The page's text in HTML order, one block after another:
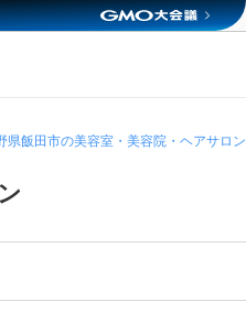
県飯田市の美容室・美容院・ヘアサロン